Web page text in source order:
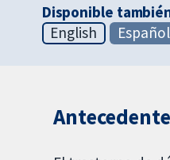
Disponible
English
Español